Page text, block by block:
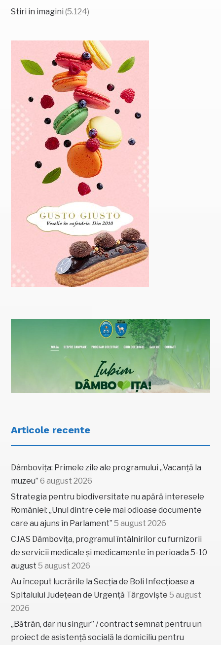
Stiri in imagini (5.124)
Articole recente
Dâmbovița: Primele zile ale programului „Vacanță la
muzeu” 6 august 2026
Strategia pentru biodiversitate nu apără interesele
României: „Unul dintre cele mai odioase documente
care au ajuns în Parlament” 5 august 2026
CJAS Dâmbovița, programul întâlnirilor cu furnizorii
de servicii medicale și medicamente în perioada 5-10
august 5 august 2026
Au început lucrările la Secția de Boli Infecțioase a
Spitalului Județean de Urgență Târgoviște 5 august
2026
„Bătrân, dar nu singur” / contract semnat pentru un
proiect de asistență socială la domiciliu pentru